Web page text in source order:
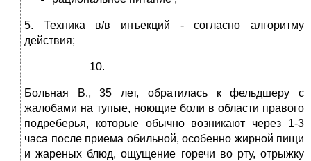
5. Техника в/в инъекций ‑ согласно алгоритму
действия;
Больная В., 35 лет, обратилась к фельдшеру с
жалобами на тупые, ноющие боли в области правого
подреберья, которые обычно возникают через 1-3
часа после приема обильной, особенно жирной пищи
и жареных блюд, ощущение горечи во рту, отрыжку